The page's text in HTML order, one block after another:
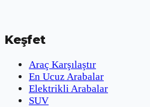
Keşfet
Araç Karşılaştır
En Ucuz Arabalar
Elektrikli Arabalar
SUV